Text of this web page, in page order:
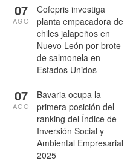
Cofepris investiga
planta empacadora de
chiles jalapeños en
Nuevo León por brote
de salmonela en
Estados Unidos
07
AGO
Bavaria ocupa la
primera posición del
ranking del Índice de
Inversión Social y
Ambiental Empresarial
2025
07
AGO